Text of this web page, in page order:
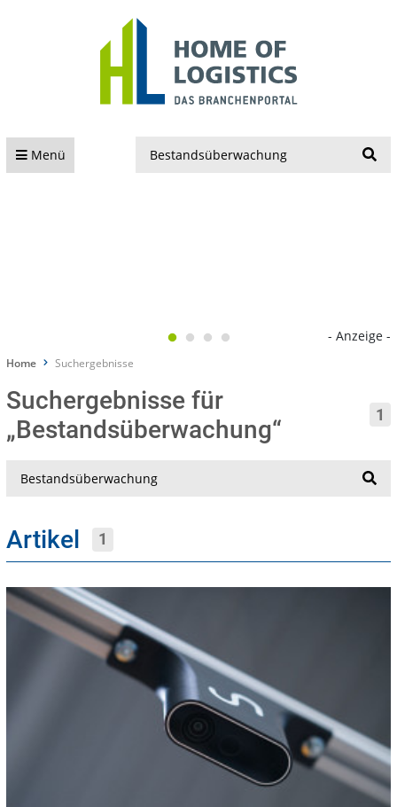
Menü
- Anzeige -
Home Suchergebnisse
Suchergebnisse für
„Bestandsüberwachung“
1
Artikel 1